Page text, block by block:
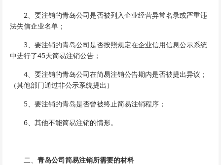
2、要注销的青岛公司是否被列入企业经营异常名录或严重违
法失信企业名单；
3、要注销的青岛公司是否按照规定在企业信用信息公示系统
中进行了45天简易注销公告；
4、要注销的青岛公司在简易注销公告期内是否被提出异议；
（其他部门通过非公示系统提出）
5、要注销的青岛是否曾被终止简易注销程序；
6、其他不能简易注销的情形。
二、 青岛公司简易注销所需要的材料